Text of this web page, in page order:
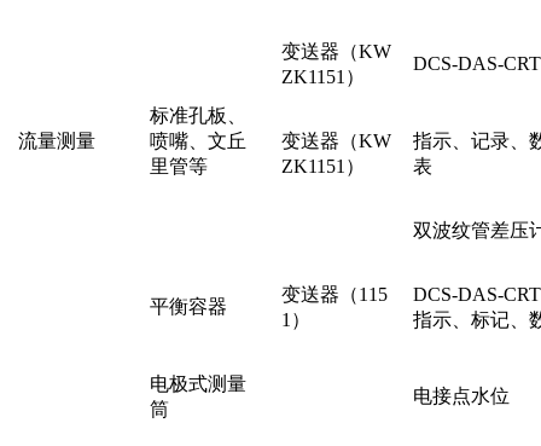
流量测量
标准孔板、
喷嘴、文丘
里管等
变送器（KW
ZK1151）
DCS-DAS-
变送器（KW
ZK1151）
指示、记录、
表
双波纹管差压
平衡容器
变送器（115
1）
DCS-DAS-
指示、标记、
电极式测量
筒
电接点水位